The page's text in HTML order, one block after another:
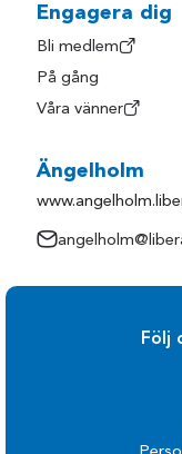
Engagera dig
Bli medlem
På gång
Våra vänner
Ängelholm
Följ